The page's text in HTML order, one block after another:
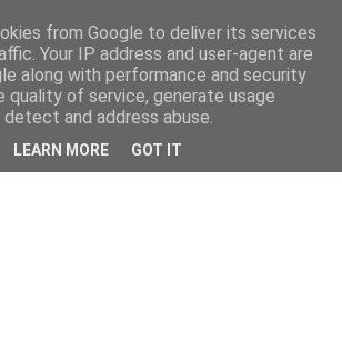
from Google to deliver its services
Your IP address and user-agent are
along with performance and security
quality of service, generate usage
and address abuse.
LEARN MORE GOT IT